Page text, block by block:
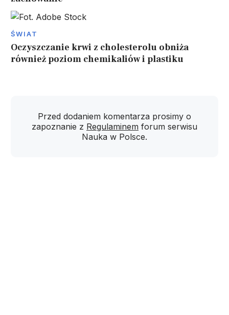
ŚWIAT
Oczyszczanie krwi z cholesterolu obniża
również poziom chemikaliów i plastiku
Przed dodaniem komentarza prosimy o
zapoznanie z Regulaminem forum serwisu
Nauka w Polsce.